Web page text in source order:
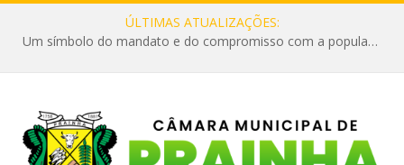
ÚLTIMAS ATUALIZAÇÕES:
Um símbolo do mandato e do compromisso com a população